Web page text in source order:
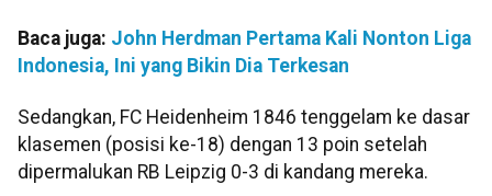
Baca juga: John Herdman Pertama Kali Nonton Liga
Indonesia, Ini yang Bikin Dia Terkesan
Sedangkan, FC Heidenheim 1846 tenggelam ke dasar
klasemen (posisi ke-18) dengan 13 poin setelah
dipermalukan RB Leipzig 0-3 di kandang mereka.